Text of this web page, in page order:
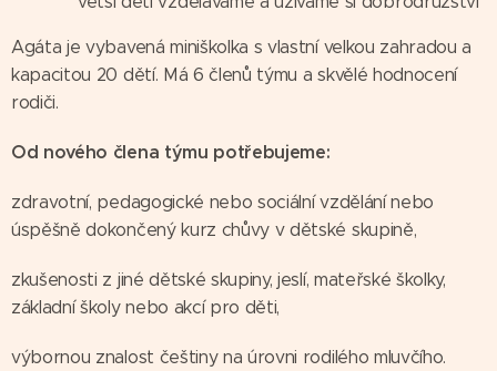
Agáta je vybavená miniškolka s vlastní velkou zahradou a
kapacitou 20 dětí. Má 6 členů týmu a skvělé hodnocení
rodiči.
Od nového člena týmu potřebujeme:
zdravotní, pedagogické nebo sociální vzdělání nebo
úspěšně dokončený kurz chůvy v dětské skupině,
zkušenosti z jiné dětské skupiny, jeslí, mateřské školky,
základní školy nebo akcí pro děti,
výbornou znalost češtiny na úrovni rodilého mluvčího.